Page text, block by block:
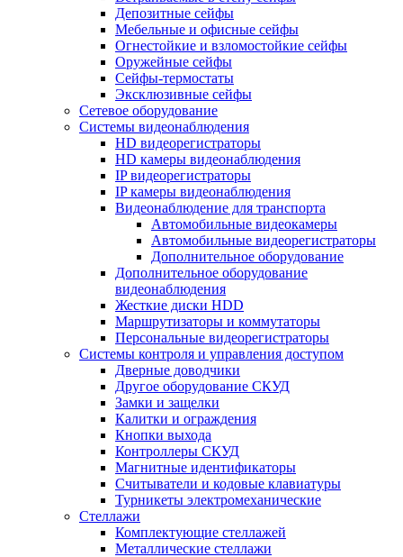
Депозитные сейфы
Мебельные и офисные сейфы
Огнестойкие и взломостойкие сейфы
Оружейные сейфы
Сейфы-термостаты
Эксклюзивные сейфы
Сетевое оборудование
Системы видеонаблюдения
HD видеорегистраторы
HD камеры видеонаблюдения
IP видеорегистраторы
IP камеры видеонаблюдения
Видеонаблюдение для транспорта
Автомобильные видеокамеры
Автомобильные видеорегистраторы
Дополнительное оборудование
Дополнительное оборудование
видеонаблюдения
Жесткие диски HDD
Маршрутизаторы и коммутаторы
Персональные видеорегистраторы
Системы контроля и управления доступом
Дверные доводчики
Другое оборудование СКУД
Замки и защелки
Калитки и ограждения
Кнопки выхода
Контроллеры СКУД
Магнитные идентификаторы
Считыватели и кодовые клавиатуры
Турникеты электромеханические
Стеллажи
Комплектующие стеллажей
Металлические стеллажи